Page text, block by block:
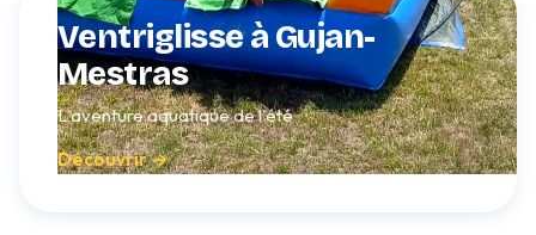
Ventriglisse à Gujan-
Mestras
L'aventure aquatique de l'été
Découvrir →